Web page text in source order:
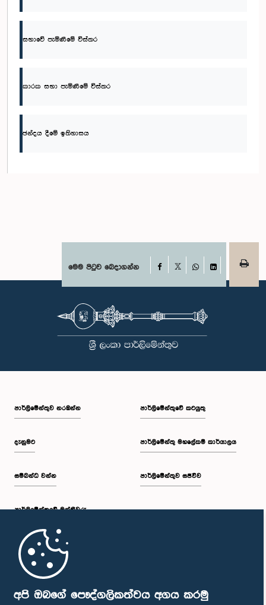
අපි ඔබගේ පෞද්ගලිකත්වය අගය කරමු
සභාවේ පැමිණීමේ විස්තර
කාරක සභා පැමිණීමේ විස්තර
ඡන්දය දීමේ ඉතිහාසය
මෙම පිටුව බෙදාගන්න Facebook
WhatsAppLinkedIn
පාර්ලි‌මේන්තුව නරඹන්න
දැනුමට
සම්බන්ධ වන්න
පාර්ලි‌මේන්තුවේ මන්ත්‍රීවරු
මුල් පිටුව
පාර්ලිමේන්තුවේ කටයුතු
පාර්ලිමේන්තු මහලේකම් කාර්යාලය
පාර්ලිමේන්තුව සජීවීව
පාර්ලිමේන්තු ජංගම යෙදුම